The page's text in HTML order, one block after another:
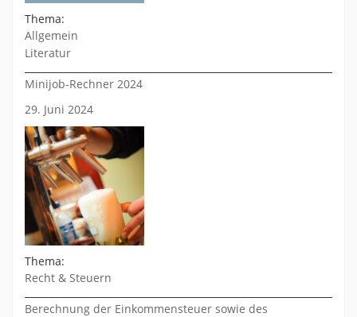
Thema:
Allgemein
Literatur
Minijob-Rechner 2024
29. Juni 2024
Thema:
Recht & Steuern
Berechnung der Einkommensteuer sowie des